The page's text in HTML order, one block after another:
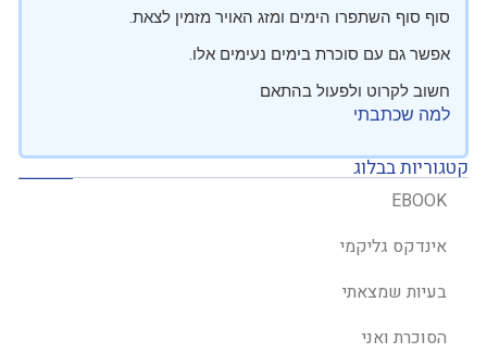
סוף סוף השתפרו הימים ומזג האויר מזמין לצאת.
אפשר גם עם סוכרת בימים נעימים אלו.
חשוב לקרוט ולפעול בהתאם
למה שכתבתי
קטגוריות בבלוג
EBOOK
אינדקס גליקמי
בעיות שמצאתי
הסוכרת ואני